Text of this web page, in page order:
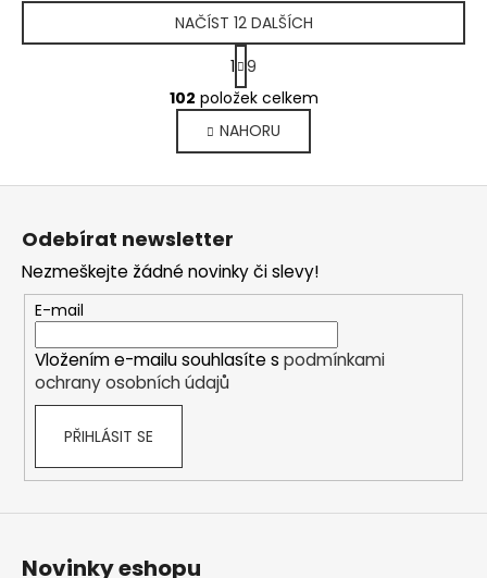
O
v
l
á
d
p
r
v
k
y
u
NAČÍST 12 DALŠÍCH
S
t
r
á
n
k
o
í
1 9
102 položek celkem
NAHORU
Odebírat newsletter
Nezmeškejte žádné novinky či slevy!
E-mail
Vložením e-mailu souhlasíte s podmínkami
ochrany osobních údajů
PŘIHLÁSIT SE
Novinky eshopu